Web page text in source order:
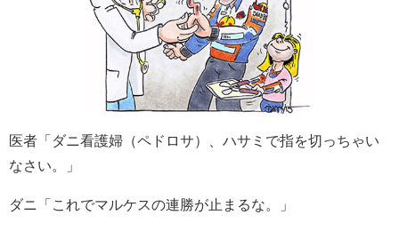
医者「ダニ看護婦（ペドロサ）、ハサミで指を切っちゃい
なさい。」
ダニ「これでマルケスの連勝が止まるな。」